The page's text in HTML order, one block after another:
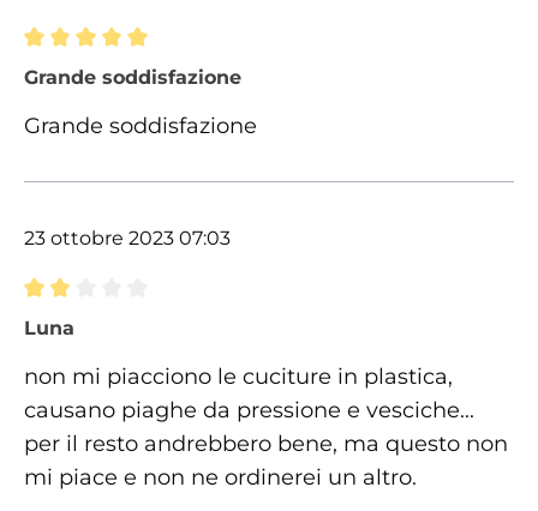
Recensione con valutazione di 5 su 5 stelle
Grande soddisfazione
Grande soddisfazione
23 ottobre 2023 07:03
Recensione con valutazione di 2 su 5 stelle
Luna
non mi piacciono le cuciture in plastica,
causano piaghe da pressione e vesciche...
per il resto andrebbero bene, ma questo non
mi piace e non ne ordinerei un altro.